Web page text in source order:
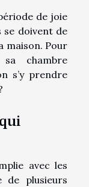
de joie
doivent de
maison. Pour
chambre
s’y prendre
avec les
de plusieurs